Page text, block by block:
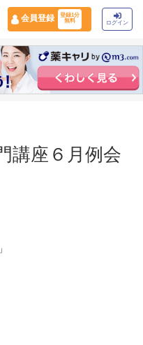
会員登録
登録1分
無料
ログイン
講座６月例会